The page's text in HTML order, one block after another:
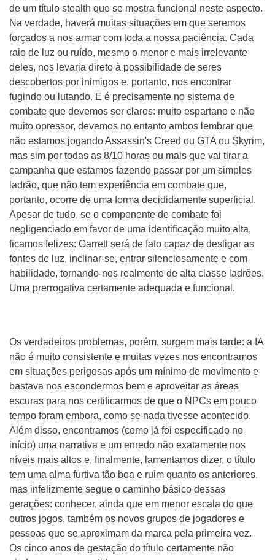
de um título stealth que se mostra funcional neste aspecto.
Na verdade, haverá muitas situações em que seremos
forçados a nos armar com toda a nossa paciência. Cada
raio de luz ou ruído, mesmo o menor e mais irrelevante
deles, nos levaria direto à possibilidade de seres
descobertos por inimigos e, portanto, nos encontrar
fugindo ou lutando. E é precisamente no sistema de
combate que devemos ser claros: muito espartano e não
muito opressor, devemos no entanto ambos lembrar que
não estamos jogando Assassin's Creed ou GTA ou Skyrim,
mas sim por todas as 8/10 horas ou mais que vai tirar a
campanha que estamos fazendo passar por um simples
ladrão, que não tem experiência em combate que,
portanto, ocorre de uma forma decididamente superficial.
Apesar de tudo, se o componente de combate foi
negligenciado em favor de uma identificação muito alta,
ficamos felizes: Garrett será de fato capaz de desligar as
fontes de luz, inclinar-se, entrar silenciosamente e com
habilidade, tornando-nos realmente de alta classe ladrões.
Uma prerrogativa certamente adequada e funcional.
Os verdadeiros problemas, porém, surgem mais tarde: a IA
não é muito consistente e muitas vezes nos encontramos
em situações perigosas após um mínimo de movimento e
bastava nos escondermos bem e aproveitar as áreas
escuras para nos certificarmos de que o NPCs em pouco
tempo foram embora, como se nada tivesse acontecido.
Além disso, encontramos (como já foi especificado no
início) uma narrativa e um enredo não exatamente nos
níveis mais altos e, finalmente, lamentamos dizer, o título
tem uma alma furtiva tão boa e ruim quanto os anteriores,
mas infelizmente segue o caminho básico dessas
gerações: conhecer, ainda que em menor escala do que
outros jogos, também os novos grupos de jogadores e
pessoas que se aproximam da marca pela primeira vez.
Os cinco anos de gestação do título certamente não